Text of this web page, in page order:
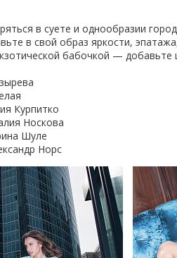
в суете и однообразии
в свой образ яркости,
бабочкой —
Курпитко
Носкова
Шуле
Норс